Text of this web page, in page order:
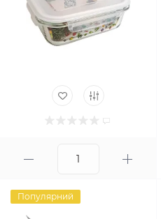
Популярний